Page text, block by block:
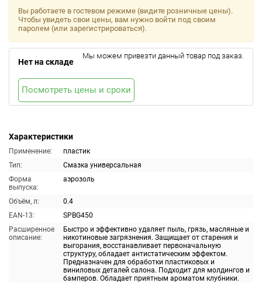
Характеристики
Применение:
пластик
Тип:
Смазка универсальная
Форма
выпуска:
аэрозоль
Объём, л:
0.4
EAN-13:
SPBG450
Расширенное
описание:
Быстро и эффективно удаляет пыль, грязь, масляные и
никотиновые загрязнения. Защищает от старения и
выгорания, восстанавливает первоначальную
структуру, обладает антистатическим эффектом.
Предназначен для обработки пластиковых и
виниловых деталей салона. Подходит для молдингов и
бамперов. Обладает приятным ароматом клубники.
Вы работаете в гостевом режиме (видите розничные цены).
Чтобы увидеть свои цены, вам нужно войти под своим
паролем (или зарегистрироваться).
Нет на складе
Мы можем привезти данный товар под заказ.
Посмотреть цены и сроки